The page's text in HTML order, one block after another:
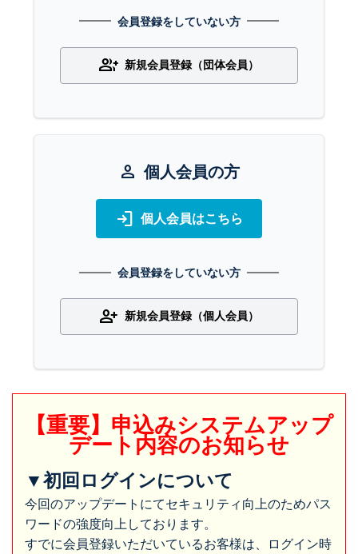
会員登録をしていない方
group_add 新規会員登録（団体会員）
person 個人会員の方
login 個人会員はこちら
会員登録をしていない方
person_add 新規会員登録（個人会員）
【重要】申込みシステムアップ
デート内容のお知らせ
▼初回ログインについて
今回のアップデートにてセキュリティ向上のためパス
ワードの強度向上しております。
すでに会員登録いただいているお客様は、ログイン時